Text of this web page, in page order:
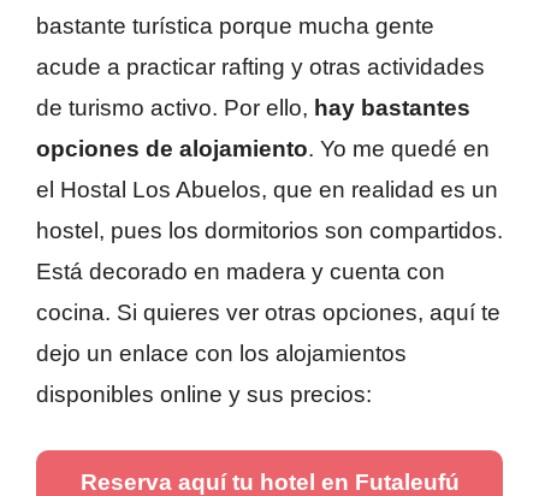
bastante turística porque mucha gente
acude a practicar rafting y otras actividades
de turismo activo. Por ello, hay bastantes
opciones de alojamiento. Yo me quedé en
el Hostal Los Abuelos, que en realidad es un
hostel, pues los dormitorios son compartidos.
Está decorado en madera y cuenta con
cocina. Si quieres ver otras opciones, aquí te
dejo un enlace con los alojamientos
disponibles online y sus precios:
Reserva aquí tu hotel en Futaleufú